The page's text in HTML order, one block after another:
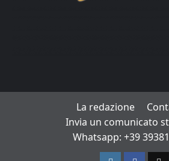
La redazione
Invia un comunicato
Whatsapp: +39